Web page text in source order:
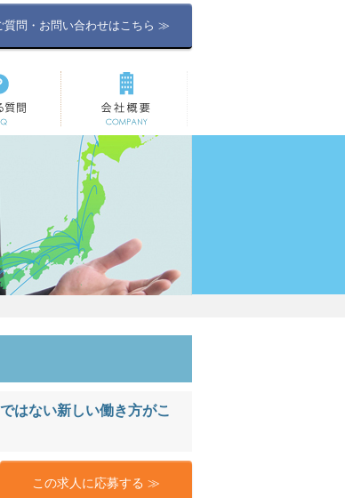
質問・お問い合わせはこちら ≫
質問 会社概要
はない新しい働き方がこ
この求人に応募する ≫